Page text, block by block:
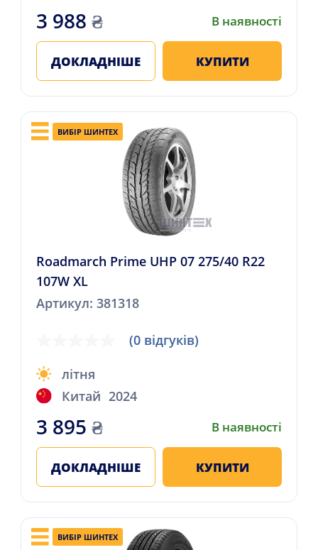
3 988 ₴ В наявності
ДОКЛАДНІШЕ КУПИТИ
ВИБІР ШИНТЕХ
Roadmarch Prime UHP 07 275/40 R22
107W XL
Артикул: 381318
(0 відгуків)
літня
Китай 2024
3 895 ₴ В наявності
ДОКЛАДНІШЕ КУПИТИ
ВИБІР ШИНТЕХ